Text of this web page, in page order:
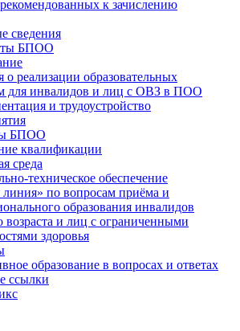
к зачислению
сведения
БПОО
о реализации образовательных
для инвалидов и лиц с ОВЗ в ПОО
и трудоустройство
БПОО
квалификации
среда
техническое обеспечение
линия» по вопросам приёма и
образования инвалидов
возраста и лиц с ограниченными
здоровья
образование в вопросах и ответах
ссылки